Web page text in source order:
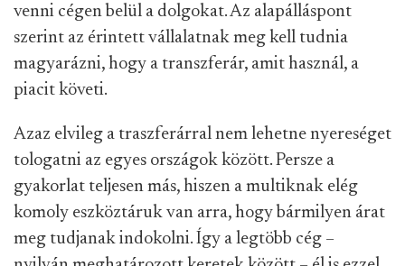
venni cégen belül a dolgokat. Az alapálláspont
szerint az érintett vállalatnak meg kell tudnia
magyarázni, hogy a transzferár, amit használ, a
piacit követi.
Azaz elvileg a traszferárral nem lehetne nyereséget
tologatni az egyes országok között. Persze a
gyakorlat teljesen más, hiszen a multiknak elég
komoly eszköztáruk van arra, hogy bármilyen árat
meg tudjanak indokolni. Így a legtöbb cég –